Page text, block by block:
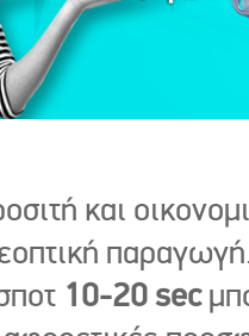
και
10-20 sec